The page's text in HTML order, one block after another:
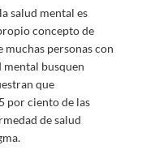
salud mental es
concepto de
personas con
mental busquen
que
por ciento de las
de salud